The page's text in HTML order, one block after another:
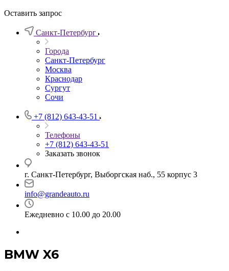
Оставить запрос
Санкт-Петербург
Города
Санкт-Петербург
Москва
Краснодар
Сургут
Сочи
+7 (812) 643-43-51
Телефоны
+7 (812) 643-43-51
Заказать звонок
г. Санкт-Петербург, Выборгская наб., 55 корпус 3
info@grandeauto.ru
Ежедневно с 10.00 до 20.00
BMW X6